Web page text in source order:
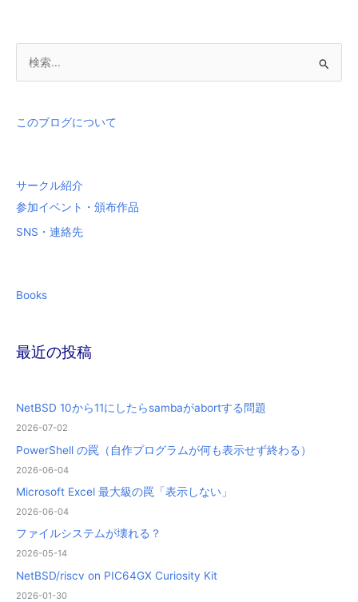
象
このブログについて
サークル紹介
参加イベント・頒布作品
SNS・連絡先
Books
最近の投稿
NetBSD 10から11にしたらsambaがabortする問題
2026-07-02
PowerShell の罠（自作プログラムが何も表示せず終わる）
2026-06-04
Microsoft Excel 最大級の罠「表示しない」
2026-06-04
ファイルシステムが壊れる？
2026-05-14
NetBSD/riscv on PIC64GX Curiosity Kit
2026-01-30